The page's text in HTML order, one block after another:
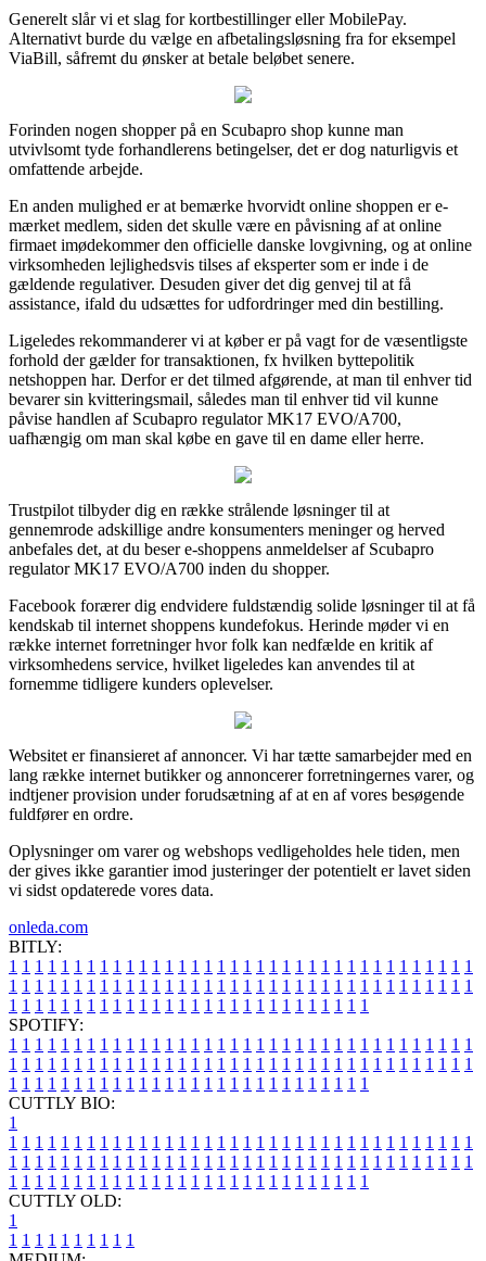
Generelt slår vi et slag for kortbestillinger eller MobilePay.
Alternativt burde du vælge en afbetalingsløsning fra for eksempel
ViaBill, såfremt du ønsker at betale beløbet senere.
Forinden nogen shopper på en Scubapro shop kunne man
utvivlsomt tyde forhandlerens betingelser, det er dog naturligvis et
omfattende arbejde.
En anden mulighed er at bemærke hvorvidt online shoppen er e-
mærket medlem, siden det skulle være en påvisning af at online
firmaet imødekommer den officielle danske lovgivning, og at online
virksomheden lejlighedsvis tilses af eksperter som er inde i de
gældende regulativer. Desuden giver det dig genvej til at få
assistance, ifald du udsættes for udfordringer med din bestilling.
Ligeledes rekommanderer vi at køber er på vagt for de væsentligste
forhold der gælder for transaktionen, fx hvilken byttepolitik
netshoppen har. Derfor er det tilmed afgørende, at man til enhver tid
bevarer sin kvitteringsmail, således man til enhver tid vil kunne
påvise handlen af Scubapro regulator MK17 EVO/A700,
uafhængig om man skal købe en gave til en dame eller herre.
Trustpilot tilbyder dig en række strålende løsninger til at
gennemrode adskillige andre konsumenters meninger og herved
anbefales det, at du beser e-shoppens anmeldelser af Scubapro
regulator MK17 EVO/A700 inden du shopper.
Facebook forærer dig endvidere fuldstændig solide løsninger til at få
kendskab til internet shoppens kundefokus. Herinde møder vi en
række internet forretninger hvor folk kan nedfælde en kritik af
virksomhedens service, hvilket ligeledes kan anvendes til at
fornemme tidligere kunders oplevelser.
Websitet er finansieret af annoncer. Vi har tætte samarbejder med en
lang række internet butikker og annoncerer forretningernes varer, og
indtjener provision under forudsætning af at en af vores besøgende
fuldfører en ordre.
Oplysninger om varer og webshops vedligeholdes hele tiden, men
der gives ikke garantier imod justeringer der potentielt er lavet siden
vi sidst opdaterede vores data.
onleda.com
BITLY:
1 1 1 1 1 1 1 1 1 1 1 1 1 1 1 1 1 1 1 1 1 1 1 1 1 1 1 1 1 1 1 1 1 1 1 1
1 1 1 1 1 1 1 1 1 1 1 1 1 1 1 1 1 1 1 1 1 1 1 1 1 1 1 1 1 1 1 1 1 1 1 1
1 1 1 1 1 1 1 1 1 1 1 1 1 1 1 1 1 1 1 1 1 1 1 1 1 1 1 1
SPOTIFY:
1 1 1 1 1 1 1 1 1 1 1 1 1 1 1 1 1 1 1 1 1 1 1 1 1 1 1 1 1 1 1 1 1 1 1 1
1 1 1 1 1 1 1 1 1 1 1 1 1 1 1 1 1 1 1 1 1 1 1 1 1 1 1 1 1 1 1 1 1 1 1 1
1 1 1 1 1 1 1 1 1 1 1 1 1 1 1 1 1 1 1 1 1 1 1 1 1 1 1 1
CUTTLY BIO:
1
1 1 1 1 1 1 1 1 1 1 1 1 1 1 1 1 1 1 1 1 1 1 1 1 1 1 1 1 1 1 1 1 1 1 1 1
1 1 1 1 1 1 1 1 1 1 1 1 1 1 1 1 1 1 1 1 1 1 1 1 1 1 1 1 1 1 1 1 1 1 1 1
1 1 1 1 1 1 1 1 1 1 1 1 1 1 1 1 1 1 1 1 1 1 1 1 1 1 1 1
CUTTLY OLD:
1
1 1 1 1 1 1 1 1 1 1